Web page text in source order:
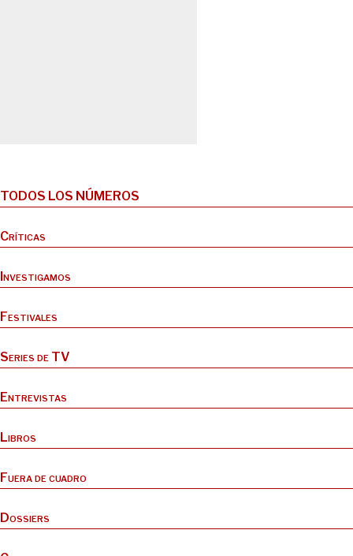
TODOS LOS NÚMEROS
Críticas
Investigamos
Festivales
Series de TV
Entrevistas
Libros
Fuera de cuadro
Dossiers